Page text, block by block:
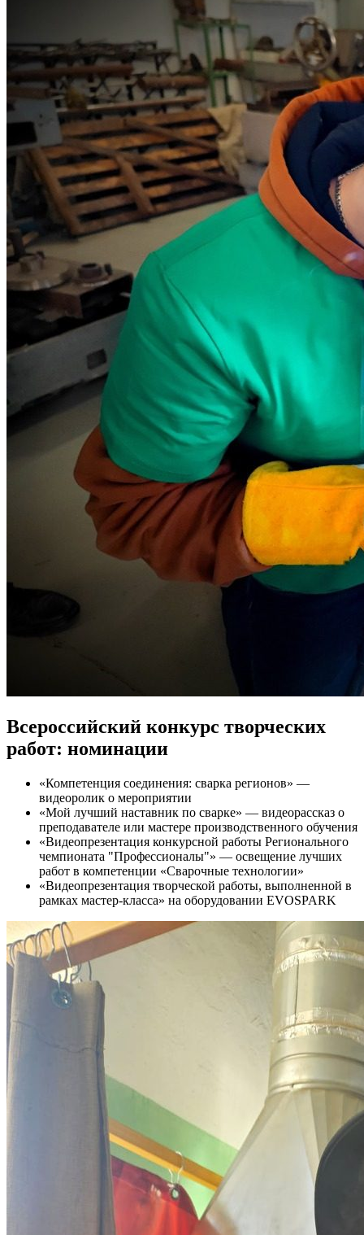
Всероссийский конкурс творческих
работ: номинации
«Компетенция соединения: сварка регионов» —
видеоролик о мероприятии
«Мой лучший наставник по сварке» — видеорассказ о
преподавателе или мастере производственного обучения
«Видеопрезентация конкурсной работы Регионального
чемпионата "Профессионалы"» — освещение лучших
работ в компетенции «Сварочные технологии»
«Видеопрезентация творческой работы, выполненной в
рамках мастер-класса» на оборудовании EVOSPARK